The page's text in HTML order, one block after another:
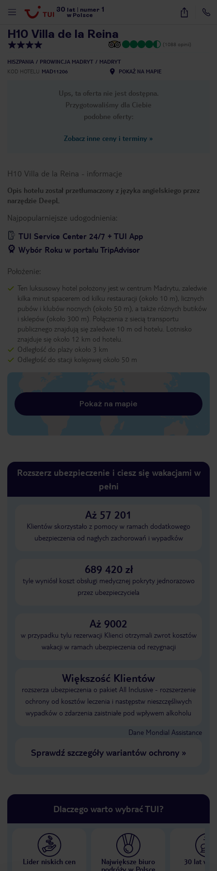
30 lat numer 1
w Polsce
49
H10 Villa de la Reina
(1088 opinii)
HISZPANIA PROWINCJA MADRYT
MADRYT
KOD HOTELU MAD11206 POKAŻ NA MAPIE
Ups, ta oferta nie jest dostępna.
Przygotowaliśmy dla Ciebie
podobne oferty:
Zobacz inne ceny i terminy »
H10 Villa de la Reina - informacje
Opis hotelu został przetłumaczony z języka angielskiego przez
narzędzie DeepL
Najpopularniejsze udogodnienia:
TUI Service Center 24/7 + TUI App
Wybór Roku w portalu TripAdvisor
Położenie:
Ten luksusowy hotel położony jest w centrum Madrytu, zaledwie
kilka minut spacerem od kilku restauracji (około 10 m), licznych
pubów i klubów nocnych (około 50 m), a także różnych butików
i sklepów (około 300 m). Połączenia z siecią transportu
publicznego znajdują się zaledwie 10 m od hotelu. Lotnisko
znajduje się około 12 km od hotelu.
Odległość do plaży około 3 km
Odległość do stacji kolejowej około 50 m
Pokaż na mapie
Rozszerz ubezpieczenie i ciesz się wakacjami w
pełni
Aż 57 201
Klientów skorzystało z pomocy w ramach dodatkowego
ubezpieczenia od nagłych zachorowań i wypadków
689 420 zł
tyle wyniósł koszt obsługi medycznej pokryty jednorazowo
przez ubezpieczyciela
Aż 9002
w przypadku tylu rezerwacji Klienci otrzymali zwrot kosztów
wakacji w ramach ubezpieczenia od rezygnacji
Większość Klientów
rozszerza ubezpieczenia o pakiet All Inclusive - rozszerzenie
ochrony od kosztów leczenia i następstw nieszczęśliwych
wypadków o zdarzenia zaistniałe pod wpływem alkoholu
Dane Mondial Assistance
Sprawdź szczegóły wariantów ochrony»
Dlaczego warto wybrać TUI?
Lider niskich cen
Największe biuro
podróży w Polsce
30 lat w